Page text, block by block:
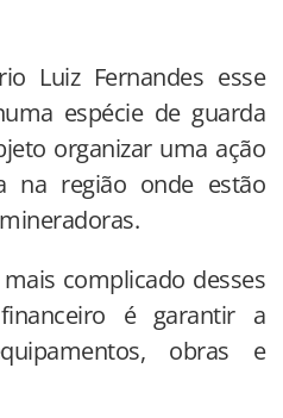
Luiz Fernandes esse
espécie de guarda
organizar uma ação
na região onde estão
complicado desses
é garantir a
obras e